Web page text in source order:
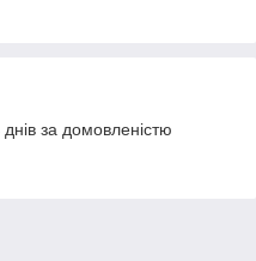
за домовленістю